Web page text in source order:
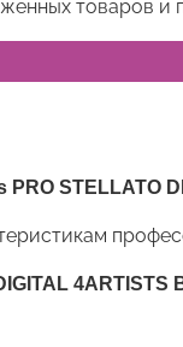
товаров и
STELLATO
4ARTISTS